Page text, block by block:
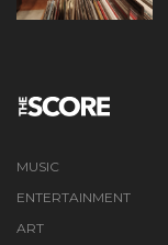
MUSIC
ENTERTAINMENT
ART